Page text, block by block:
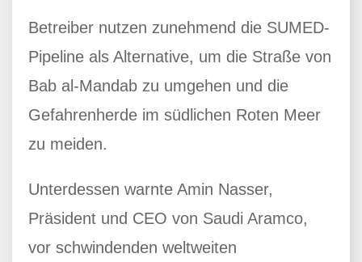
Betreiber nutzen zunehmend die SUMED-
Pipeline als Alternative, um die Straße von
Bab al-Mandab zu umgehen und die
Gefahrenherde im südlichen Roten Meer
zu meiden.
Unterdessen warnte Amin Nasser,
Präsident und CEO von Saudi Aramco,
vor schwindenden weltweiten